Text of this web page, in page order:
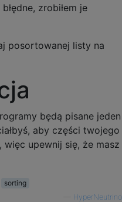
zrobiłem je
posortowanej listy na
będą pisane jeden
aby części twojego
więc upewnij się, że masz
sorting
HyperNeutrino